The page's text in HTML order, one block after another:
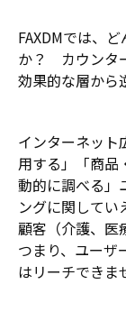
FAXDMでは、
か？ カウンタ
効果的な層から
インターネット
用する」「商品
動的に調べる」
ングに関してい
顧客（介護、医
つまり、ユーザ
はリーチできま